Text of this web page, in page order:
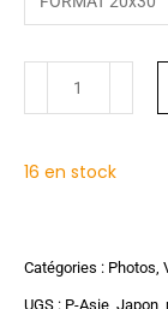
16 en stock
Catégories : Photos,
UGS : P-